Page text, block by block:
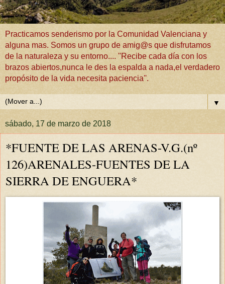
Practicamos senderismo por la Comunidad Valenciana y
alguna mas. Somos un grupo de amig@s que disfrutamos
de la naturaleza y su entorno.... ''Recibe cada día con los
brazos abiertos,nunca le des la espalda a nada,el verdadero
propósito de la vida necesita paciencia''.
▼
sábado, 17 de marzo de 2018
*FUENTE DE LAS ARENAS-V.G.(nº
126)ARENALES-FUENTES DE LA
SIERRA DE ENGUERA*